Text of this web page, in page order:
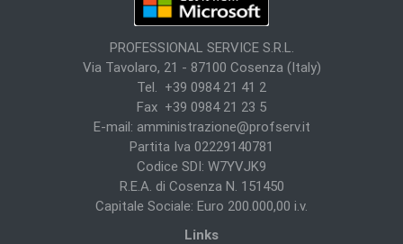
PROFESSIONAL SERVICE S.R.L.
Via Tavolaro, 21 - 87100 Cosenza (Italy)
Tel. +39 0984 21 41 2
Fax +39 0984 21 23 5
E-mail: amministrazione@profserv.it
Partita Iva 02229140781
Codice SDI: W7YVJK9
R.E.A. di Cosenza N. 151450
Capitale Sociale: Euro 200.000,00 i.v.
Links